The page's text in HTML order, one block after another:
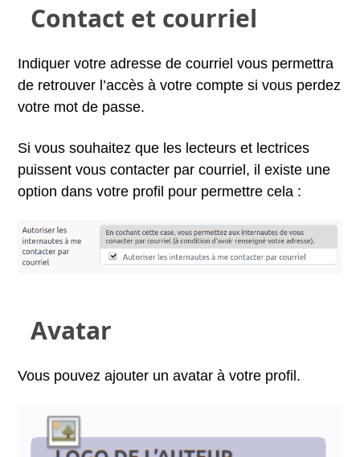
Contact et courriel
Indiquer votre adresse de courriel vous permettra
de retrouver l’accès à votre compte si vous perdez
votre mot de passe.
Si vous souhaitez que les lecteurs et lectrices
puissent vous contacter par courriel, il existe une
option dans votre profil pour permettre cela :
Avatar
Vous pouvez ajouter un avatar à votre profil.